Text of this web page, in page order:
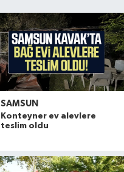
SAMSUN
Konteyner ev alevlere
teslim oldu